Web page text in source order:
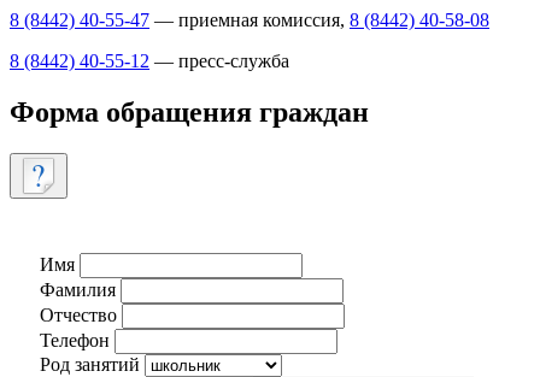
8 (8442) 40-55-47 — приемная комиссия, 8 (8442) 40-58-08
8 (8442) 40-55-12 — пресс-служба
Форма обращения граждан
Имя
Фамилия
Отчество
Телефон
Род занятий